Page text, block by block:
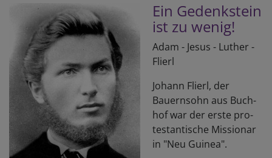
Ein Gedenk­stein
ist zu wenig!
Adam - Jesus - Luther -
Flierl
Johann Flierl, der
Bauern­sohn aus Buch­
hof war der erste pro­
testan­tische Missionar
in "Neu Guinea".